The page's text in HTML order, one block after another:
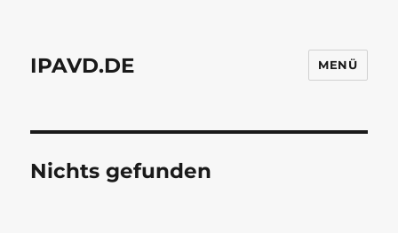
IPAVD.DE MENÜ
Nichts gefunden